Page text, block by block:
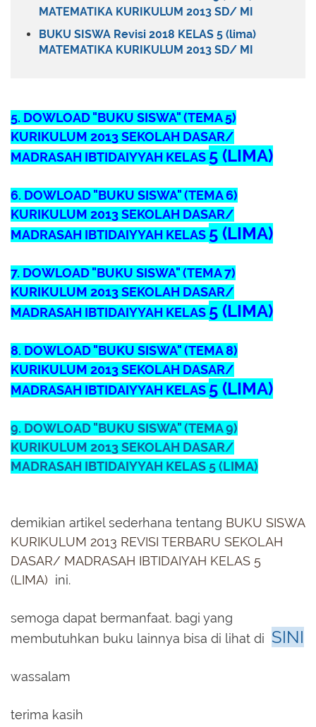
MATEMATIKA KURIKULUM 2013 SD/ MI
BUKU SISWA Revisi 2018 KELAS 5 (lima)
MATEMATIKA KURIKULUM 2013 SD/ MI
5. DOWLOAD "BUKU SISWA" (TEMA 5)
KURIKULUM 2013 SEKOLAH DASAR/
MADRASAH IBTIDAIYYAH KELAS 5 (LIMA)
6. DOWLOAD "BUKU SISWA" (TEMA 6)
KURIKULUM 2013 SEKOLAH DASAR/
MADRASAH IBTIDAIYYAH KELAS 5 (LIMA)
7. DOWLOAD "BUKU SISWA" (TEMA 7)
KURIKULUM 2013 SEKOLAH DASAR/
MADRASAH IBTIDAIYYAH KELAS 5 (LIMA)
8. DOWLOAD "BUKU SISWA" (TEMA 8)
KURIKULUM 2013 SEKOLAH DASAR/
MADRASAH IBTIDAIYYAH KELAS 5 (LIMA)
9. DOWLOAD "BUKU SISWA" (TEMA 9)
KURIKULUM 2013 SEKOLAH DASAR/
MADRASAH IBTIDAIYYAH KELAS 5 (LIMA)
demikian artikel sederhana tentang BUKU SISWA
KURIKULUM 2013 REVISI TERBARU SEKOLAH
DASAR/ MADRASAH IBTIDAIYAH KELAS 5
(LIMA) ini.
semoga dapat bermanfaat. bagi yang
membutuhkan buku lainnya bisa di lihat di SINI
wassalam
terima kasih